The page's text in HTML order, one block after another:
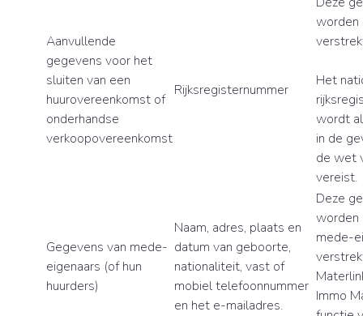
Aanvullende
gegevens voor het
sluiten van een
huurovereenkomst of
onderhandse
verkoopovereenkomst
Rijksregisternummer
worden
Het
wordt
in de
de wet
vereist.
Gegevens van mede-
eigenaars (of hun
huurders)
Naam, adres, plaats en
datum van geboorte,
nationaliteit, vast of
mobiel telefoonnummer
en het e-mailadres.
Deze
worden
mede-
Immo